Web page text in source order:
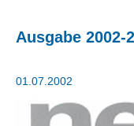
Ausgabe 2002-2
01.07.2002